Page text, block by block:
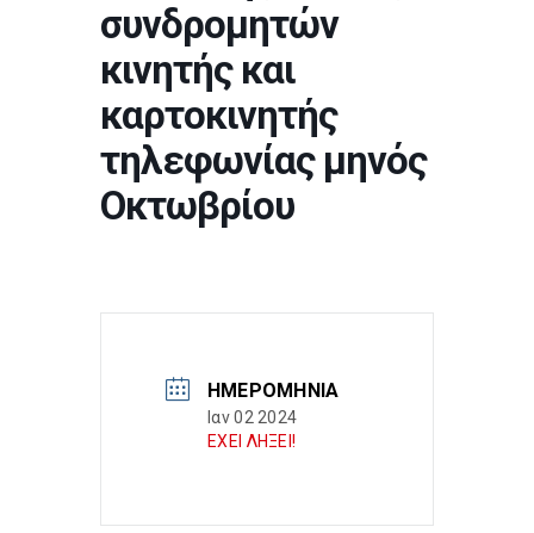
συνδρομητών
κινητής και
καρτοκινητής
τηλεφωνίας μηνός
Οκτωβρίου
ΗΜΕΡΟΜΗΝΊΑ
Ιαν 02 2024
ΕΧΕΙ ΛΗΞΕΙ!